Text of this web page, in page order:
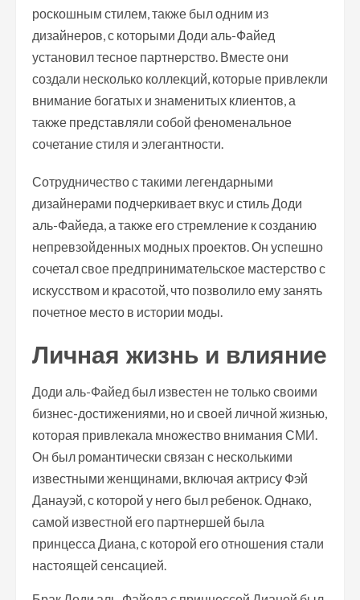
роскошным стилем, также был одним из
дизайнеров, с которыми Доди аль-Файед
установил тесное партнерство. Вместе они
создали несколько коллекций, которые привлекли
внимание богатых и знаменитых клиентов, а
также представляли собой феноменальное
сочетание стиля и элегантности.
Сотрудничество с такими легендарными
дизайнерами подчеркивает вкус и стиль Доди
аль-Файеда, а также его стремление к созданию
непревзойденных модных проектов. Он успешно
сочетал свое предпринимательское мастерство с
искусством и красотой, что позволило ему занять
почетное место в истории моды.
Личная жизнь и влияние
Доди аль-Файед был известен не только своими
бизнес-достижениями, но и своей личной жизнью,
которая привлекала множество внимания СМИ.
Он был романтически связан с несколькими
известными женщинами, включая актрису Фэй
Данауэй, с которой у него был ребенок. Однако,
самой известной его партнершей была
принцесса Диана, с которой его отношения стали
настоящей сенсацией.